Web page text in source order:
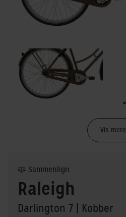
Vis mere
Raleigh
Darlington 7 | Kobber
Sammenlign